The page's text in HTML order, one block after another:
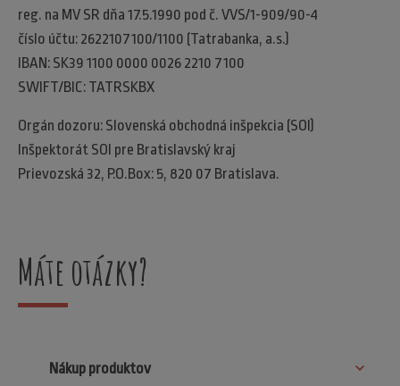
reg. na MV SR dňa 17.5.1990 pod č. VVS/1-909/90-4
číslo účtu: 2622107100/1100 (Tatrabanka, a.s.)
IBAN: SK39 1100 0000 0026 2210 7100
SWIFT/BIC: TATRSKBX
Orgán dozoru: Slovenská obchodná inšpekcia (SOI)​
Inšpektorát SOI pre Bratislavský kraj​
Prievozská 32, P.O.Box: 5, 820 07 Bratislava.
Máte otázky?
Nákup produktov